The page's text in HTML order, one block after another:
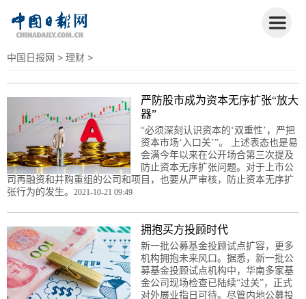
中国日报网 > 理财 >
严防股市成为资本无序扩张“放大
器”
“必须深刻认识资本的‘双重性’，严把
资本市场‘入口关’”。 上述表态也是易
会满今年以来在公开场合第三次提及
防止资本无序扩张问题。对于上市公
司再融资和并购重组的公司和项目，也要从严审核，防止资本无序扩
张行为的发生。 2021-10-21 09:49
拥抱买方投顾时代
新一批公募基金投顾试点扩容，更多
机构拥抱未来风口。据悉，新一批公
募基金投顾试点机构中，华南多家基
金公司现场检查已陆续“过关”，正式
对外展业指日可待。尽管内地公募投